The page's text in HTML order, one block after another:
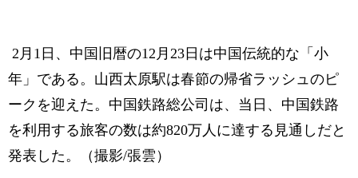
中日対訳
2月1日、中国旧暦の12月23日は中国伝統的な「小
年」である。山西太原駅は春節の帰省ラッシュのピ
ークを迎えた。中国鉄路総公司は、当日、中国鉄路
を利用する旅客の数は約820万人に達する見通しだと
発表した。（撮影/張雲）